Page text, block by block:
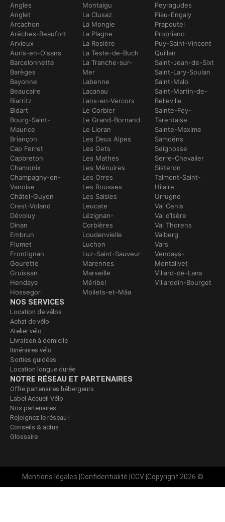
Angles
Anglet
Arcachon
Arêches-Beaufort
Arvieux
Auris-en-Oisans
Barcelonnette
Barèges
Bayonne
Beaucaire
Biarritz
Bidart
Bourg-Saint-
Maurice
Briançon
Cap Ferret
Capbreton
Chamonix
Champagny-en-
Vanoise
Châtel-Guyon
Crest-Voland
Dévoluy
Dinan
Embrun
Flumet
Frontignan
Gourette
Gruissan
Hendaye
Hossegor
Montaigu
La Clusaz
La Mongie
La Plagne
La Rosière
La Teste-de-Buch
La Tranche-sur-
Mer
Labenne
Lacanau
Lans-en-Vercors
Le Corbier
Le Grand-Bornand
Le Lioran
Les Deux Alpes
Les Gets
Les Mathes
Les Ménuires
Les Orres
Les Rousses
Les Saisies
Leucate
Lézignan-
Corbières
Loudenvielle
Luchon
Luz-Saint-Sauveur
Marennes
Marseille
Méribel
Moliets-et-Mâa
Peyragudes
Piau-Engaly
Prapoutel
Propriano
Puy-Saint-Vincent
Quillan
Saint-Jean-de-Sixt
Saint-Lary-Soulan
Saint-Malo
Saint-Martin-de-
Belleville
Sainte-Foy-
Tarentaise
Sainte-Maxime
Samoëns
Seignosse
Serre-Chevalier
Sisteron
Talmont-Saint-
Hilaire
Urrugne
Val Cenis
Val d’Isère
Val Thorens
Valberg
Vars
Vendays-
Montalivet
Villard-de-Lans
Villarodin-Bourget
NOS SERVICES
Location de vélos
Achat de vélo
Atelier vélo
Livraison à domicile
Itinéraires vélo
Sorties guidées
Location longue durée
NOTRE RÉSEAU ET PARTENAIRES
Offre partenaires hébergeurs
Label Accueil Vélo
Nos partenaires
Rejoignez le réseau !
Conseils & actus
Glossaire
Mentions légales Confidentialité CGV| Copyright 2026 ©